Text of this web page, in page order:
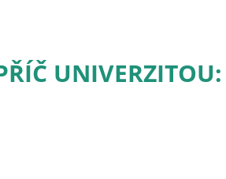
UNIVERZITOU: